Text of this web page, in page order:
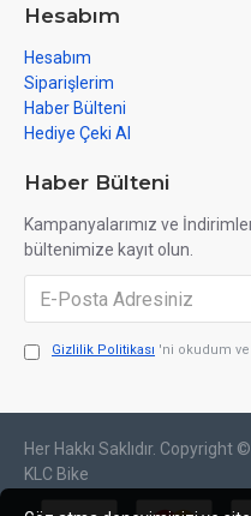
Hesabım
Hesabım
Siparişlerim
Haber Bülteni
Hediye Çeki Al
Haber Bülteni
Kampanyalarımız ve
bültenimize kayıt olun.
Gizlilik Politikası 'ni okudum
Her Hakkı Saklıdır. Copyright
KLC Bike